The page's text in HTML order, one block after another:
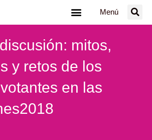
Menú
mitos,
y retos de los
en las